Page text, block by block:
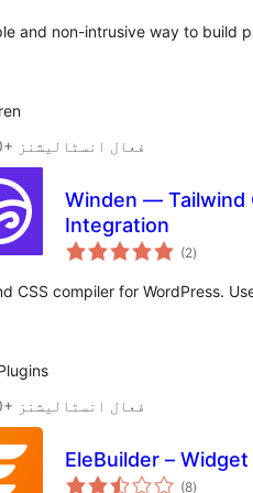
and non-intrusive way to build
10+ فعال انسٹالیشنز
Winden — Tailwind
Integration
(2مجموعی
درجہ
)
CSS compiler for WordPress.
10+ فعال انسٹالیشنز
EleBuilder –
(8مجموعی
)